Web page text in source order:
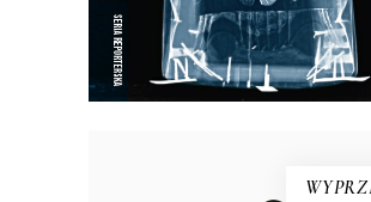
E-BOOK DO KOSZYKA